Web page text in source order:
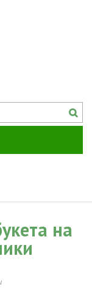
сайте
на